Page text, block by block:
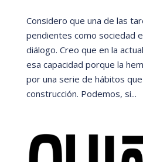
Considero que una de las
pendientes como sociedad
diálogo. Creo que en la
esa capacidad porque la
por una serie de hábitos
construcción. Podemos, si...